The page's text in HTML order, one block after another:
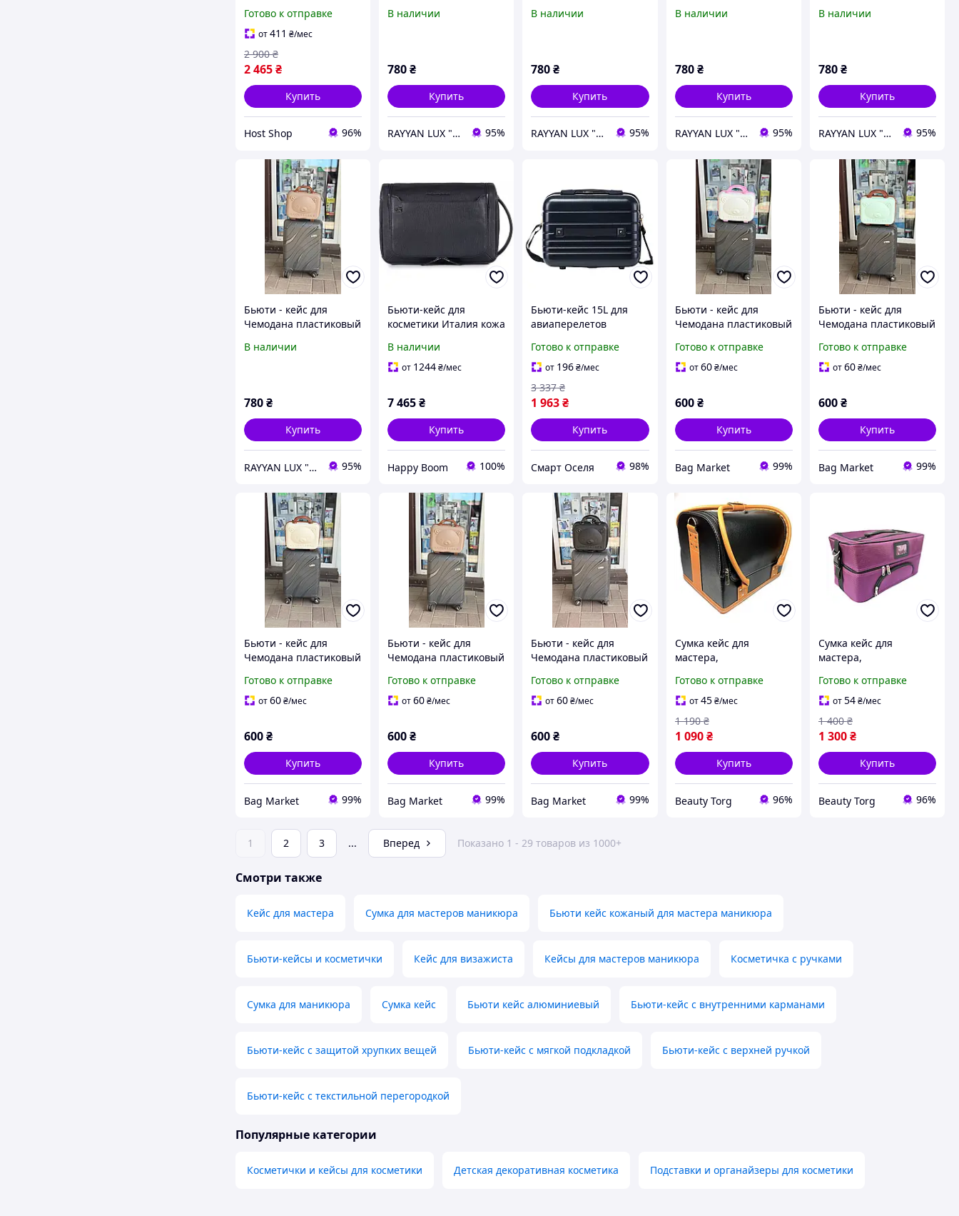
косметики розовый
Готово к отправке
от411 ₴/мес
2 465₴
2 900 ₴
Купить
Host Shop 96%
В наличии
780₴
Купить
RAYYAN LUX "Онлайн Магазин" 95%
В наличии
780₴
Купить
RAYYAN LUX "Онлайн Магазин" 95%
В наличии
780 ₴
Купить
RAYYAN LUX "Онлайн Магазин" 95%
В наличии
780₴
Купить
RAYYAN LUX "Онлайн Магазин" 95%
Бьюти - кейс для
Чемодана пластиковый
В наличии
780₴
Купить
RAYYAN LUX "Онлайн Магазин" 95%
Бьюти-кейс для
косметики Италия кожа
220327
В наличии
от 1244₴/мес
7 465₴
Купить
Happy Boom 100%
Бьюти-кейс 15L для
авиаперелетов
Semi Line SQ-7730
Готово к отправке
от 196₴/мес
1 963₴
3 337 ₴
Купить
Смарт Оселя 98%
Бьюти - кейс для
Чемодана пластиковый
Готово к отправке
от60 ₴/мес
600 ₴
Купить
Bag Market 99%
Бьюти - кейс для
Чемодана пластиковый
Готово к отправке
от60₴/мес
600₴
Купить
Bag Market 99%
Бьюти - кейс для
Чемодана пластиковый
Готово к отправке
от60₴/мес
600₴
Купить
Bag Market 99%
Бьюти - кейс для
Чемодана пластиковый
Готово к отправке
от60₴/мес
600₴
Купить
Bag Market 99%
Бьюти - кейс для
Чемодана пластиковый
Готово к отправке
от60₴/мес
600₴
Купить
Bag Market 99%
Сумка кейс для
мастера,
кейс для косметики,
парикмахера экокожа
ADH-068 Черный,
корич. руч
Готово к отправке
от45 ₴/мес
1 090 ₴
1 190 ₴
Купить
Beauty Torg 96%
Сумка кейс для
мастера,
кейс органайзер для
мастера маникюра,
текстиль ADH-06
Фиолетовый
Готово к отправке
от54₴/мес
1 300₴
1 400 ₴
Купить
Beauty Torg 96%
1 2 3 ... Вперед Показано 1 - 29 товаров из 1000+
Смотри также
Кейс для мастера Сумка для мастеров маникюра Бьюти кейс кожаный для мастера маникюра
Бьюти-кейсы и косметички Кейс для визажиста Кейсы для мастеров маникюра Косметичка с ручками
Сумка для маникюра Сумка кейс Бьюти кейс алюминиевый Бьюти-кейс с внутренними карманами
Бьюти-кейс с защитой хрупких вещей Бьюти-кейс с мягкой подкладкой Бьюти-кейс с верхней ручкой
Бьюти-кейс с текстильной перегородкой
Популярные категории
Косметички и кейсы для косметики Детская декоративная косметика Подставки и органайзеры для косметики